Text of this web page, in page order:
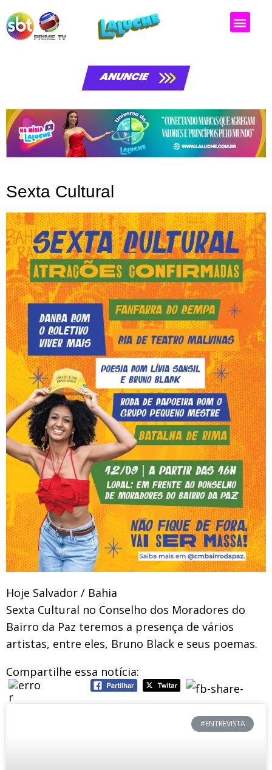
ANUNCIE
Sexta Cultural
Hoje Salvador / Bahia
Sexta Cultural no Conselho dos Moradores do
Bairro da Paz teremos a presença de vários
artistas, entre eles, Bruno Black e seus poemas.
Compartilhe essa notícia:
#ENTREVISTA